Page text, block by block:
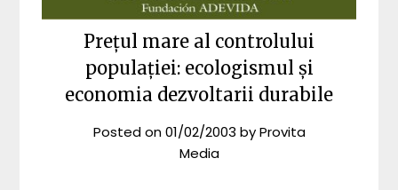
Prețul mare al controlului
populației: ecologismul și
economia dezvoltarii durabile
Posted on01/02/2003 byProvita
Media